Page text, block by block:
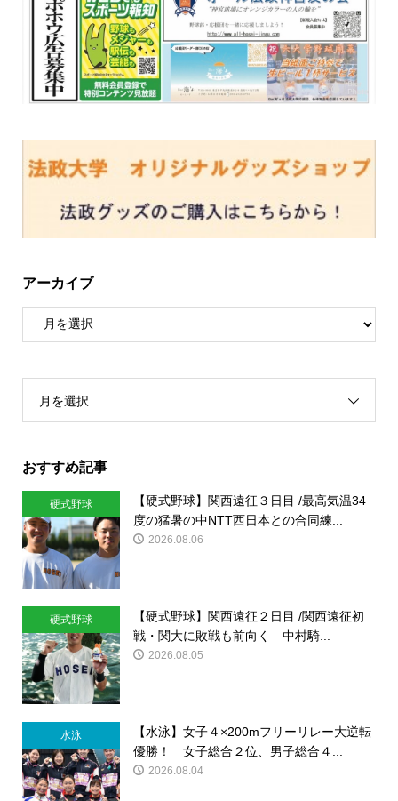
アーカイブ
月を選択
おすすめ記事
硬式野球
【硬式野球】関西遠征３日目 /最高気温34
度の猛暑の中NTT西日本との合同練...
2026.08.06
硬式野球
【硬式野球】関西遠征２日目 /関西遠征初
戦・関大に敗戦も前向く 中村騎...
2026.08.05
水泳
【水泳】女子４×200mフリーリレー大逆転
優勝！ 女子総合２位、男子総合４...
2026.08.04